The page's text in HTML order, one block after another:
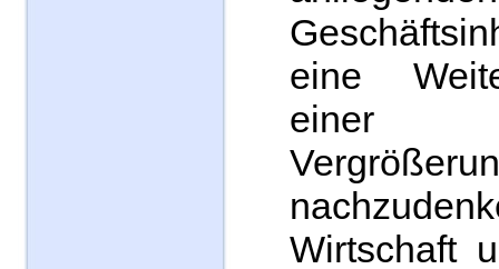
eine
einer
Wirtschaft